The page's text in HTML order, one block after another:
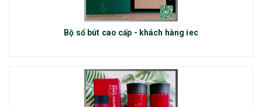
Bộ sổ bút cao cấp - khách hàng iec